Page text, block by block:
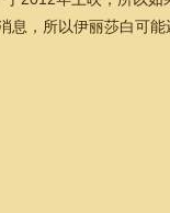
息，所以伊丽莎白可